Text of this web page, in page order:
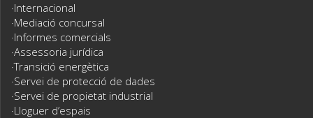
Internacional
Mediació concursal
Informes comercials
Assessoria jurídica
Transició energètica
Servei de protecció de dades
Servei de propietat industrial
Lloguer d’espais